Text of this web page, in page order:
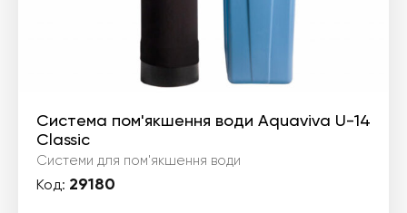
Система пом'якшення води Aquaviva U-14
Classic
Системи для пом'якшення води
Код: 29180